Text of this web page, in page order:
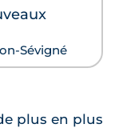
Sévigné
plus en plus